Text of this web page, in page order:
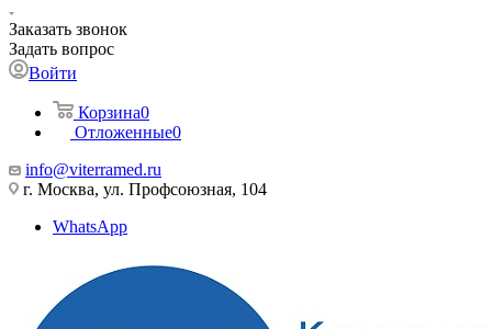
Заказать звонок
Задать вопрос
Войти
Корзина0
Отложенные0
info@viterramed.ru
г. Москва, ул. Профсоюзная, 104
WhatsApp